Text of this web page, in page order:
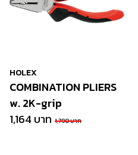
HOLEX
COMBINATION PLIERS
w. 2K-grip
1,164 บาท 1,790 บาท